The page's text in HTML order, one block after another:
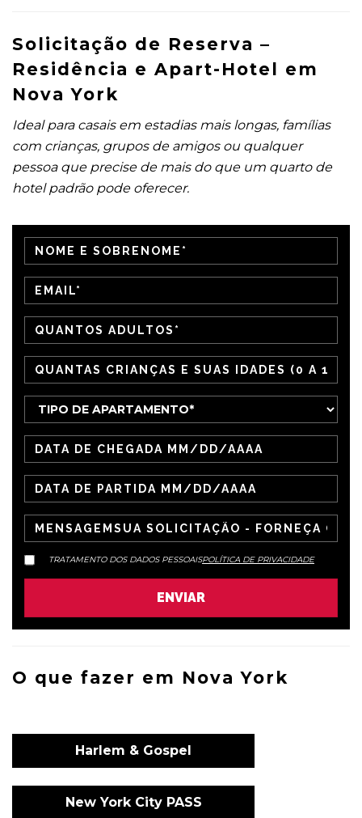
Solicitação de Reserva –
Residência e Apart-Hotel em
Nova York
Ideal para casais em estadias mais longas, famílias
com crianças, grupos de amigos ou qualquer
pessoa que precise de mais do que um quarto de
hotel padrão pode oferecer.
TRATAMENTO DOS DADOS PESSOAISPOLÍTICA DE PRIVACIDADE
O que fazer em Nova York
Harlem & Gospel
New York City PASS